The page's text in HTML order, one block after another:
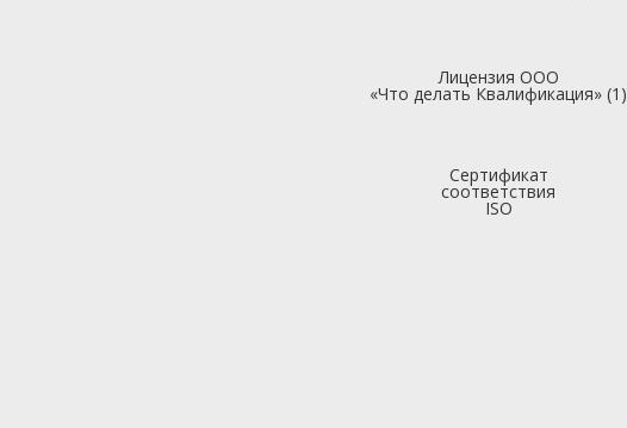
Лицензия ООО
«Что делать Квалификация» (1)
Сертификат
соответствия
ISO